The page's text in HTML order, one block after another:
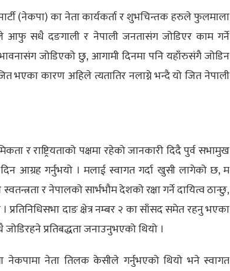
(नेकपा) का नेता कार्यकर्ता र शुभचिन्तक हरुले फुलमाला
आफु सधै दङगाली र नेपाली जनतासंग जोडिएर काम गर्ने
जोडिएको छु, आगामी दिनमा पनि यहाँरुसंगै जोडिन
भएका कारण अहिले त्यतातिर नलाग्ने भन्दै यो जित नेपाली
र राष्ट्रियताको पक्षमा रहेको जानकारी दिदै पुर्व सभामुख
आग्रह गर्नुभयो । मलाई स्वागत गर्दा खुसी लागेको छ, म
स्वतन्त्रता र नेपालको सार्भभौम देशको रक्षा गर्ने दायित्व ठान्छु,
दाङ क्षेत्र नम्बर २ का साँसद समेत रहनु भएका
प्रतिबद्धता जनाउनुभएको थियो ।
नेकपामा नेता तिलक केसीले गर्नुभएको थियो भने स्वागत